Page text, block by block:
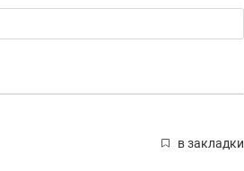
в закладки